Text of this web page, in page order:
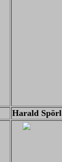
Harald Spörl